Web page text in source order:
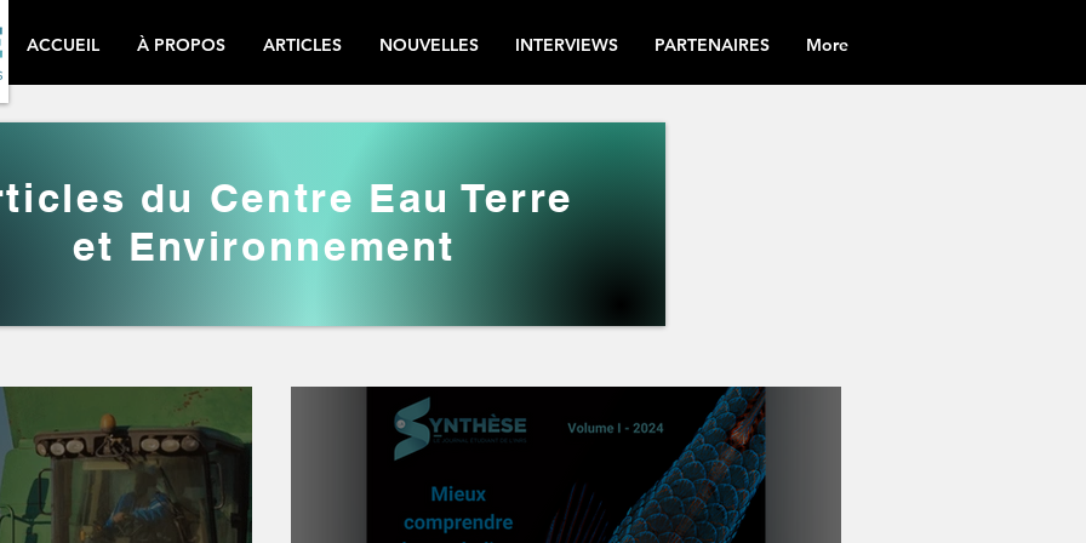
ACCUEIL À PROPOS ARTICLES NOUVELLES INTERVIEWS PARTENAIRES More
du Centre Eau Terre
et Environnement